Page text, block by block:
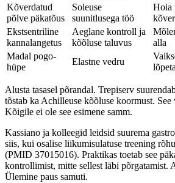
Kõverdatud
põlve päkatõus
Soleuse
suunitlusega töö
Hoia
Ekstsentriline
kannalangetus
Aeglane kontroll ja
kõõluse taluvus
alla
Madal pogo-
hüpe
Elastne vedru
Alusta tasasel põrandal. Trepiserv
tõstab ka Achilleuse kõõluse koormust.
Kõigile ei ole see esimene samm.
Kassiano ja kolleegid leidsid suurema
siis, kui osalise liikumisulatuse treening
(PMID 37015016). Praktikas toetab see
kontrollimist, mitte sellest läbi põrgatamist.
Ülemine paus samuti.